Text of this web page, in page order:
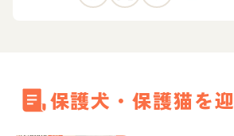
保護犬・保護猫を